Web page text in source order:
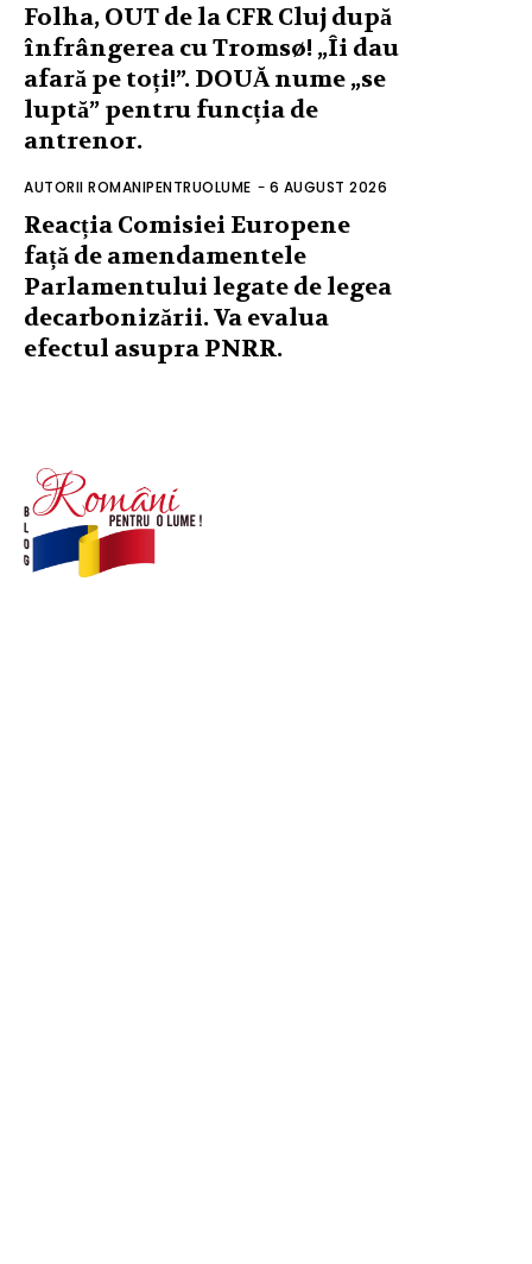
Folha, OUT de la CFR Cluj după
înfrângerea cu Tromsø! „Îi dau
afară pe toți!”. DOUĂ nume „se
luptă” pentru funcția de
antrenor.
AUTORII ROMANIPENTRUOLUME - 6 AUGUST 2026
Reacția Comisiei Europene
față de amendamentele
Parlamentului legate de legea
decarbonizării. Va evalua
efectul asupra PNRR.